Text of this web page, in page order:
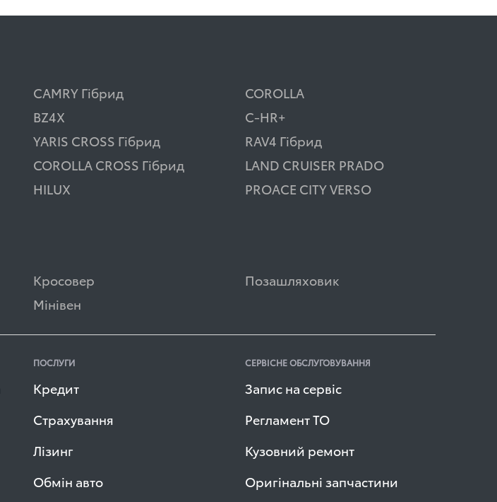
CAMRY Гібрид
COROLLA
BZ4X
C-HR+
YARIS CROSS Гібрид
RAV4 Гібрид
COROLLA CROSS Гібрид
LAND CRUISER PRADO
HILUX
PROACE CITY VERSO
Кросовер
Позашляховик
Мінівен
ПОСЛУГИ
Кредит
Страхування
Лізинг
Обмін авто
СЕРВІСНЕ ОБСЛУГОВУВАННЯ
Запис на сервіс
Регламент ТО
Кузовний ремонт
Оригінальні запчастини